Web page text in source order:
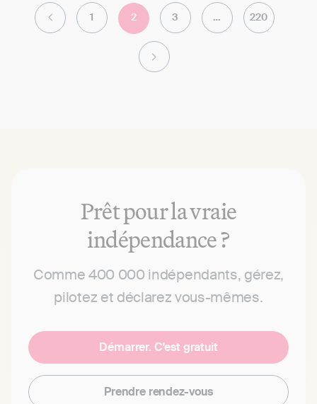
P 1 2 3 … 220
S
Prêt pour la vraie
indépendance ?
Comme 400 000 indépendants, gérez,
pilotez et déclarez vous-mêmes.
Démarrer. C'est gratuit
Prendre rendez-vous